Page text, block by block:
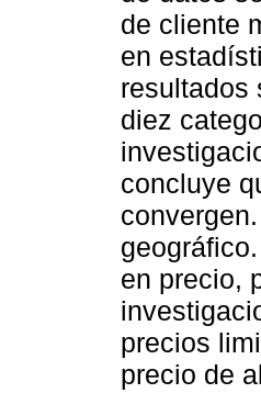
de cliente
en
resultados
diez
concluye
en precio,
precios
precio de